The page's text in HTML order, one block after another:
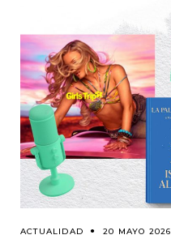
ACTUALIDAD 20 MAYO 2026